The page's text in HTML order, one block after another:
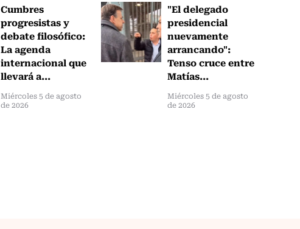
Cumbres
progresistas y
debate filosófico:
La agenda
internacional que
llevará a...
Miércoles 5 de agosto
de 2026
"El delegado
presidencial
nuevamente
arrancando":
Tenso cruce entre
Matías...
Miércoles 5 de agosto
de 2026